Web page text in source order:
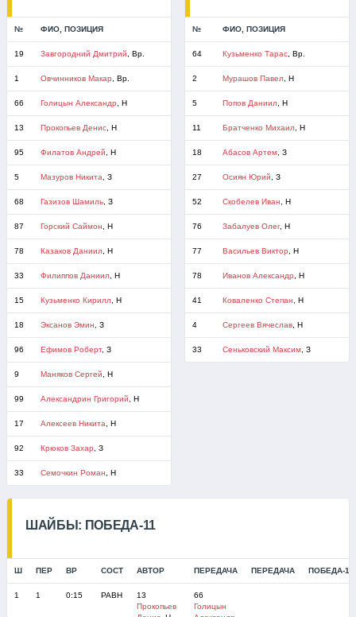
№ ФИО, ПОЗИЦИЯ
19 Завгородний Дмитрий , Вр.
1 Овчинников Макар , Вр.
66 Голицын Александр , Н
13 Прокопьев Денис, Н
95 Филатов Андрей , Н
5 Мазуров Никита , З
68 Газизов Шамиль, З
87 Горский Саймон , Н
78 Казаков Даниил, Н
33 Филиппов Даниил, Н
15 Кузьменко Кирилл, Н
18 Эксанов Эмин , З
96 Ефимов Роберт, З
9 Маняков Сергей , Н
99 Александрин Григорий , Н
17 Алексеев Никита , Н
92 Крюков Захар , З
33 Семочкин Роман , Н
№ ФИО, ПОЗИЦИЯ
64 Кузьменко Тарас, Вр.
2 Мурашов Павел, Н
5 Попов Даниил, Н
11 Братченко Михаил, Н
18 Абасов Артем, З
27 Осиян Юрий , З
52 Скобелев Иван , Н
76 Забалуев Олег, Н
77 Васильев Виктор , Н
78 Иванов Александр , Н
41 Коваленко Степан , Н
4 Сергеев Вячеслав, Н
33 Сеньковский Максим, З
ШАЙБЫ: ПОБЕДА-11
Ш ПЕР ВР СОСТ АВТОР ПЕРЕДАЧА ПЕРЕДАЧА ПОБЕДА-11
1 1 0:15 РАВН
13
Прокопьев
66
Голицын